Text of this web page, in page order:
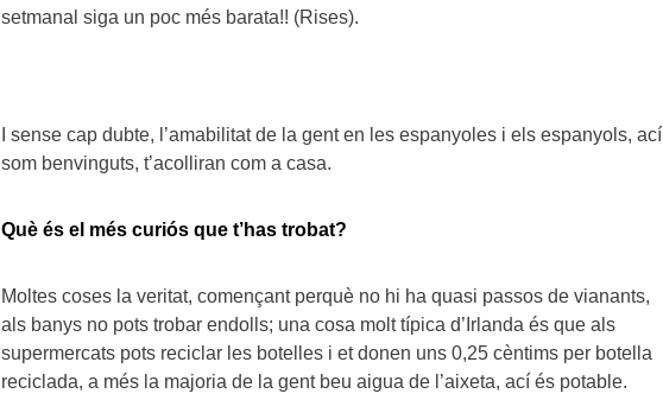
setmanal siga un poc més barata!! (Rises).
I sense cap dubte, l’amabilitat de la gent en les espanyoles i els espanyols, ací
som benvinguts, t’acolliran com a casa.
Què és el més curiós que t’has trobat?
Moltes coses la veritat, començant perquè no hi ha quasi passos de vianants,
als banys no pots trobar endolls; una cosa molt típica d’Irlanda és que als
supermercats pots reciclar les botelles i et donen uns 0,25 cèntims per botella
reciclada, a més la majoria de la gent beu aigua de l’aixeta, ací és potable.